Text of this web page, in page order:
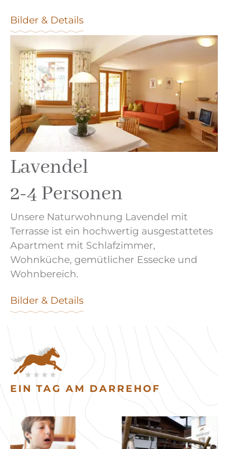
Bilder & Details
Lavendel
2-4 Personen
Unsere Naturwohnung Lavendel mit
Terrasse ist ein hochwertig ausgestattetes
Apartment mit Schlafzimmer,
Wohnküche, gemütlicher Essecke und
Wohnbereich.
Bilder & Details
EIN TAG AM DARREHOF